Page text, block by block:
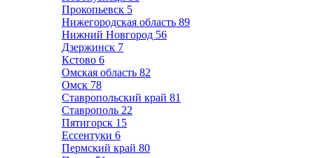
Прокопьевск 5
Нижегородская область 89
Нижний Новгород 56
Дзержинск 7
Кстово 6
Омская область 82
Омск 78
Ставропольский край 81
Ставрополь 22
Пятигорск 15
Ессентуки 6
Пермский край 80